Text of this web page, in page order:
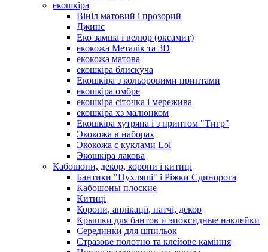
екошкіра
Вініл матовий і прозорий
Джинс
Еко замша і велюр (оксамит)
екокожа Металік та 3D
екокожа матова
екошкіра блискуча
Екошкіра з кольоровими принтами
екошкіра омбре
екошкіра сіточка і мережива
екошкіра хз малюнком
Екошкіра хутряна і з принтом "Тигр"
Экокожа в наборах
Экокожа с куклами Lol
Экошкiра лакова
Кабошони, декор, корони і китиці
Бантики "Пухляші" і Ріжки Єдинорога
Кабошоны плоские
Китиці
Корони, аплікації, патчі, декор
Крышки для бантов и эпоксидные наклейки
Серединки для шпильок
Стразове полотно та клейове каміння